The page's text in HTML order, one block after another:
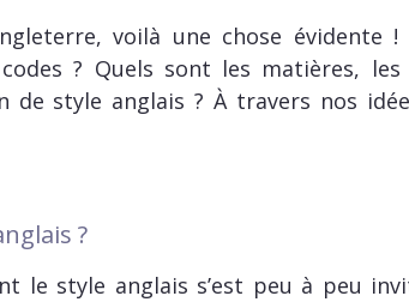
voilà une chose évidente
? Quels sont les matières,
de style anglais ? À travers nos
?
le style anglais s’est peu à peu